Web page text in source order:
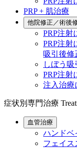
PRP + 肌治療
他院修正／術後
PRP注射
PRP注射
吸引後修
しぼう吸
PRP注射
注入治療
症状別専門治療
血管治療
ハンドベ
フェイス